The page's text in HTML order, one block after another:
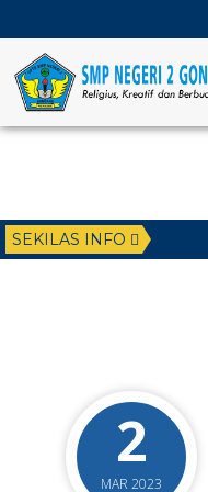
SEKILAS INFO
2
MAR 2023